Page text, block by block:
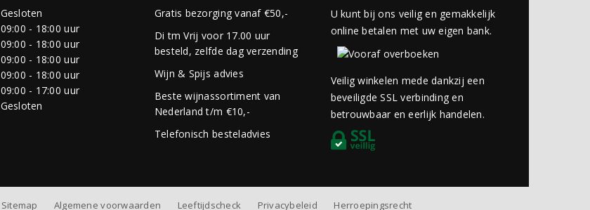
Gesloten
09:00 - 18:00 uur
09:00 - 18:00 uur
09:00 - 18:00 uur
09:00 - 18:00 uur
09:00 - 17:00 uur
Gesloten
Gratis bezorging vanaf €50,-
Di tm Vrij voor 17.00 uur
besteld, zelfde dag verzending
Wijn & Spijs advies
Beste wijnassortiment van
Nederland t/m €10,-
Telefonisch besteladvies
U kunt bij ons veilig en gemakkelijk
online betalen met uw eigen bank.
Veilig winkelen mede dankzij een
beveiligde SSL verbinding en
betrouwbaar en eerlijk handelen.
Sitemap Algemene voorwaarden Leeftijdscheck Privacybeleid Herroepingsrecht